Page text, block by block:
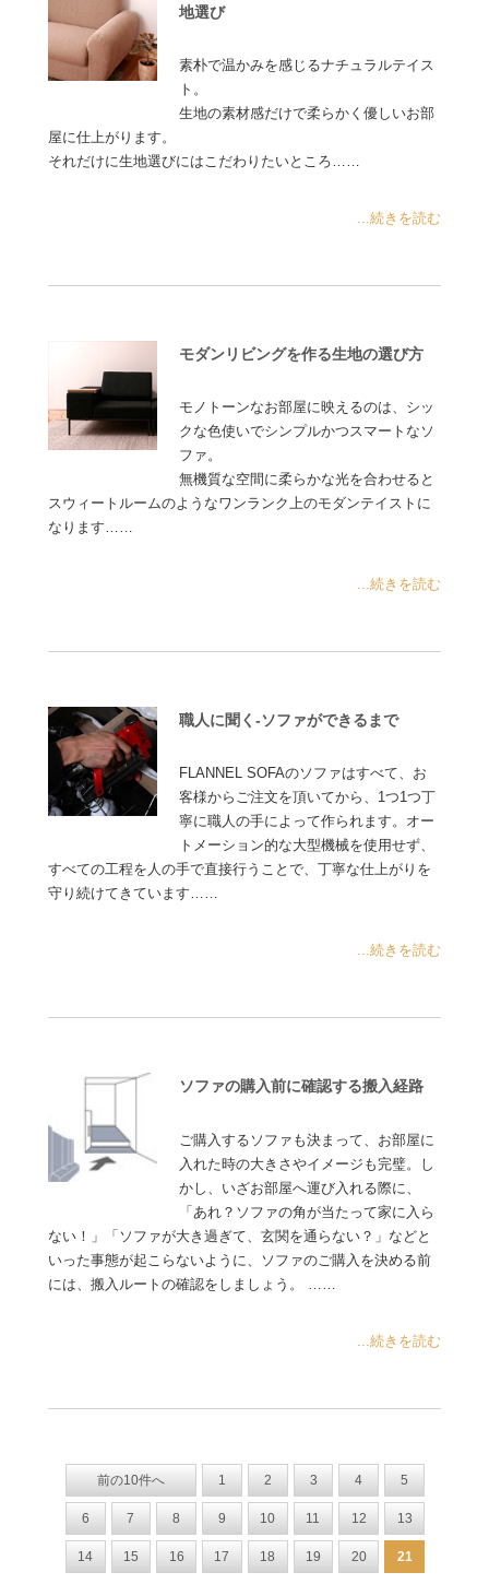
地選び
素朴で温かみを感じるナチュラルテイス
ト。
生地の素材感だけで柔らかく優しいお部
屋に仕上がります。
それだけに生地選びにはこだわりたいところ……
...続きを読む
モダンリビングを作る生地の選び方
モノトーンなお部屋に映えるのは、シッ
クな色使いでシンプルかつスマートなソ
ファ。
無機質な空間に柔らかな光を合わせると
スウィートルームのようなワンランク上のモダンテイストに
なります……
...続きを読む
職人に聞く-ソファができるまで
FLANNEL SOFAのソファはすべて、お
客様からご注文を頂いてから、1つ1つ丁
寧に職人の手によって作られます。オー
トメーション的な大型機械を使用せず、
すべての工程を人の手で直接行うことで、丁寧な仕上がりを
守り続けてきています……
...続きを読む
ソファの購入前に確認する搬入経路
ご購入するソファも決まって、お部屋に
入れた時の大きさやイメージも完璧。し
かし、いざお部屋へ運び入れる際に、
「あれ？ソファの角が当たって家に入ら
ない！」「ソファが大き過ぎて、玄関を通らない？」などと
いった事態が起こらないように、ソファのご購入を決める前
には、搬入ルートの確認をしましょう。 ……
...続きを読む
前の10件へ 1 2 3 4 5
6 7 8 9 10 11 12 13
14 15 16 17 18 19 20 21